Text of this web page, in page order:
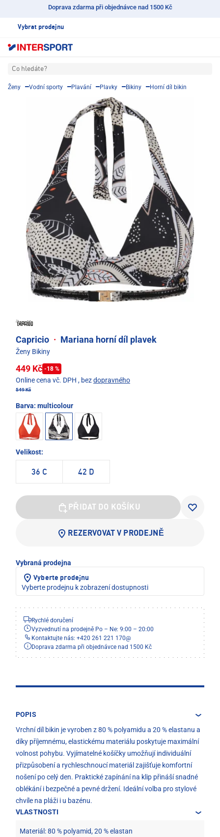
Doprava zdarma při objednávce nad 1500 Kč
Vybrat prodejnu
Co hledáte?
Ženy Vodní sporty Plavání Plavky Bikiny Horní díl bikin
Capricio · Mariana horní díl plavek
Ženy Bikiny
449 Kč -18 %
Online cena vč. DPH , bezdopravného
549 Kč
Barva: multicolour
Velikost:
36 C 42 D
PŘIDAT DO KOŠÍKU
REZERVOVAT V PRODEJNĚ
Vybraná prodejna
Vyberte prodejnu
Vyberte prodejnu k zobrazení dostupnosti
Rychlé doručení
Vyzvednutí na prodejně Po – Ne: 9:00 – 20:00
Kontaktujte nás: +420 261 221 170@
Doprava zdarma při objednávce nad 1500 Kč
POPIS
Vrchní díl bikin je vyroben z 80 % polyamidu a 20 % elastanu a
díky příjemnému, elastickému materiálu poskytuje maximální
volnost pohybu. Vyjímatelné košíčky umožňují individuální
přizpůsobení a rychleschnoucí materiál zajišťuje komfortní
nošení po celý den. Praktické zapínání na klip přináší snadné
oblékání i bezpečné a pevné držení. Ideální volba pro stylové
chvíle na pláži i u bazénu.
VLASTNOSTI
Materiál: 80 % polyamid, 20 % elastan